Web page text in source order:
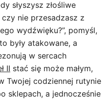
słyszysz złośliwe
czy nie przesadzasz z
wydźwięku?”, pomyśl,
były atakowane, a
w sercach
II stać się może małym,
Twojej codziennej rutynie
sklepach, a jednocześnie